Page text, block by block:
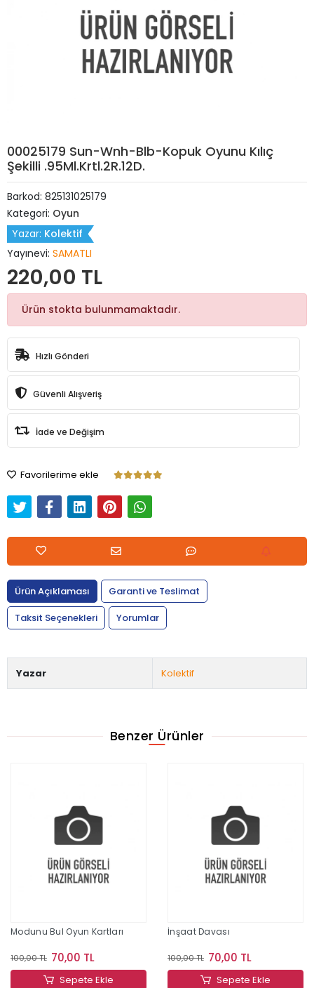
00025179 Sun-Wnh-Blb-Kopuk Oyunu Kılıç
Şekilli .95Ml.Krtl.2R.12D.
Barkod: 825131025179
Kategori: Oyun
Yazar: Kolektif
Yayınevi: SAMATLI
220,00 TL
Ürün stokta bulunmamaktadır.
Hızlı Gönderi
Güvenli Alışveriş
İade ve Değişim
Favorilerime ekle
Ürün Açıklaması
Garanti ve Teslimat
Taksit Seçenekleri
Yorumlar
Yazar Kolektif
Benzer Ürünler
Modunu Bul Oyun Kartları
100,00 TL 70,00 TL
Sepete Ekle
İnşaat Davası
100,00 TL 70,00 TL
Sepete Ekle